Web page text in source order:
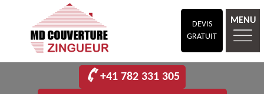
DEVIS
GRATUIT
MENU
+41 782 331 305